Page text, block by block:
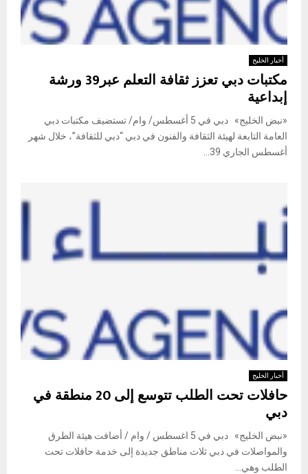
أخبار الخليج
مكتبات دبي تعزز ثقافة التعلم عبر39 ورشة
إبداعية
«نبض الخليج» دبي في 5 أغسطس/ وام/ تستضيف مكتبات دبي
العامة التابعة لهيئة الثقافة والفنون في دبي “دبي للثقافة”، خلال شهر
أغسطس الجاري 39...
أخبار الخليج
حافلات تحت الطلب تتوسع إلى 20 منطقة في
دبي
«نبض الخليج» دبي في 5 اغسطس / وام / أضافت هيئة الطرق
والمواصلات في دبي ثلاث مناطق جديدة إلى خدمة حافلات تحت
الطلب وهي...